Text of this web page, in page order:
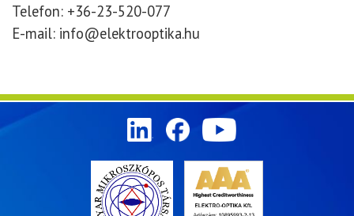
Telefon: +36-23-520-077
E-mail: info@elektrooptika.hu